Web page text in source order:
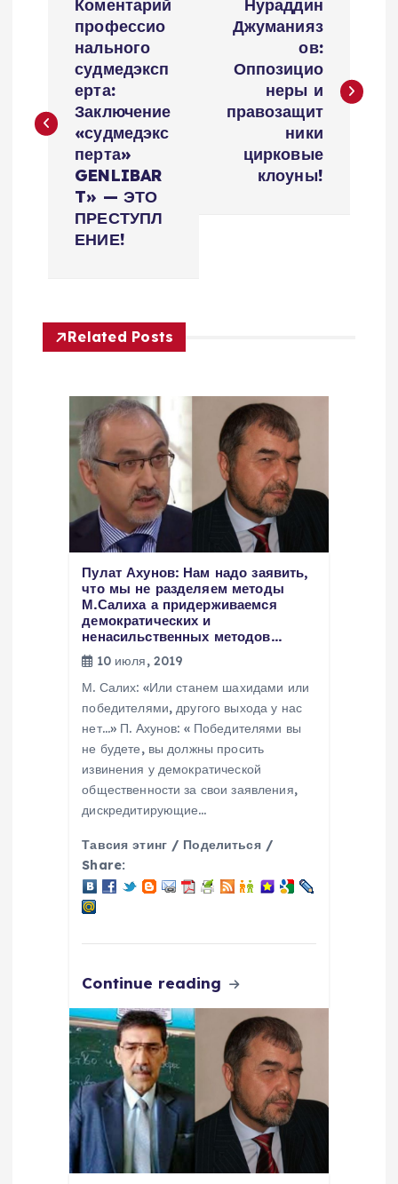
и
я
Коментарий
профессио
нального
судмедэксп
ерта:
Заключение
«судмедэкс
перта»
GENLIBAR
T» — ЭТО
ПРЕСТУПЛ
ЕНИЕ!
Нураддин
Джуманияз
ов:
Оппозицио
неры и
правозащит
ники
цирковые
клоуны!
Related Posts
Пулат Ахунов: Нам надо заявить,
что мы не разделяем методы
М.Салиха а придерживаемся
демократических и
ненасильственных методов…
10 июля, 2019
М. Салих: «Или станем шахидами или
победителями, другого выхода у нас
нет…» П. Ахунов: « Победителями вы
не будете, вы должны просить
извинения у демократической
общественности за свои заявления,
дискредитирующие…
Тавсия этинг / Поделиться /
Share:
Continue reading